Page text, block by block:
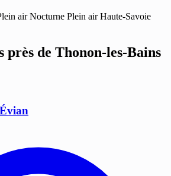
air Nocturne Plein air Haute-Savoie
près de Thonon-les-Bains